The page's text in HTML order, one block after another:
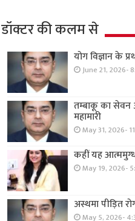
डॉक्टर की कलम से
योग विज्ञान के
June 21, 2026-
तम्बाकू का सेवन
महामारी
May 31, 2026-
कहीं यह
May 19, 2026-
अस्थमा पीड़ित
May 5, 2026-